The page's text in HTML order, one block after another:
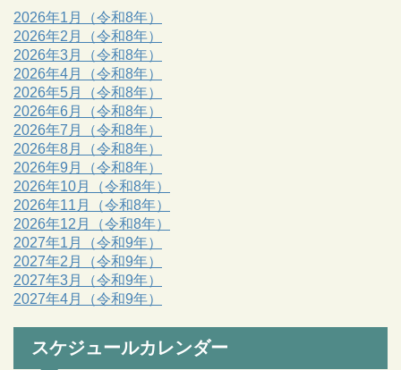
2026年1月（令和8年）
2026年2月（令和8年）
2026年3月（令和8年）
2026年4月（令和8年）
2026年5月（令和8年）
2026年6月（令和8年）
2026年7月（令和8年）
2026年8月（令和8年）
2026年9月（令和8年）
2026年10月（令和8年）
2026年11月（令和8年）
2026年12月（令和8年）
2027年1月（令和9年）
2027年2月（令和9年）
2027年3月（令和9年）
2027年4月（令和9年）
スケジュールカレンダー